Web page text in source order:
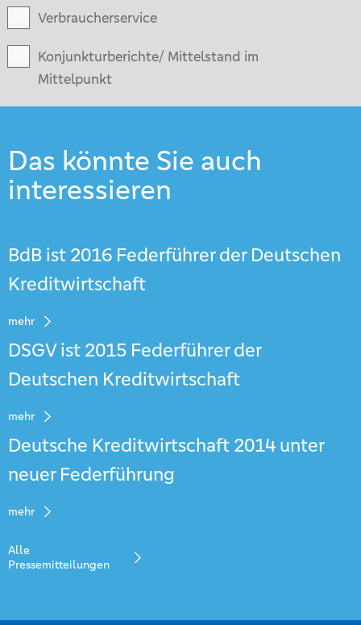
Verbraucherservice
Konjunkturberichte/ Mittelstand im
Mittelpunkt
Das könnte Sie auch
interessieren
BdB ist 2016 Federführer der Deutschen
Kreditwirtschaft
mehr
DSGV ist 2015 Federführer der
Deutschen Kreditwirtschaft
mehr
Deutsche Kreditwirtschaft 2014 unter
neuer Federführung
mehr
Alle
Pressemitteilungen